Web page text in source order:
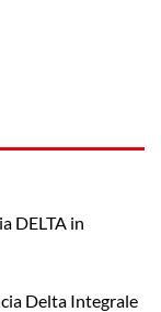
DELTA in
Delta Integrale